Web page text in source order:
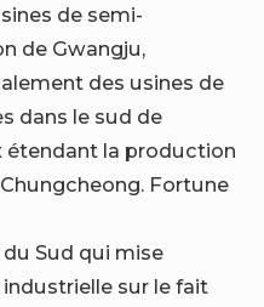
de semi-
de Gwangju,
des usines de
dans le sud de
étendant la production
Fortune
du Sud qui mise
sur le fait